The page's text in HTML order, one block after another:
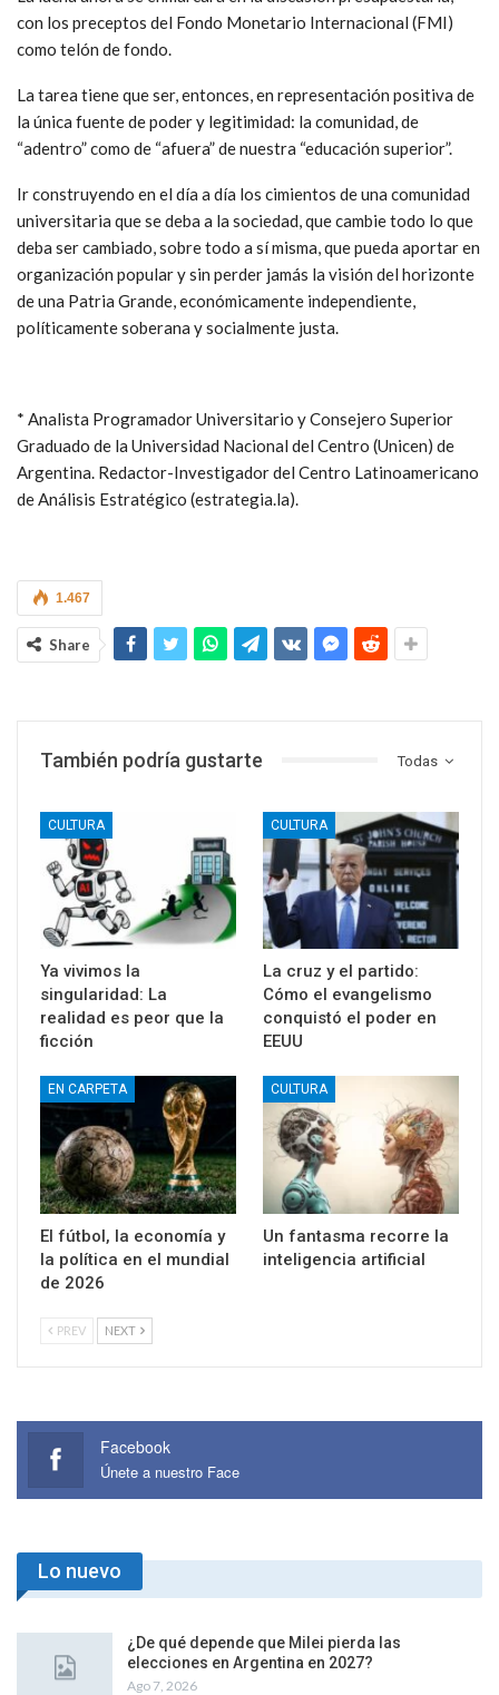
con los preceptos del Fondo Monetario Internacional (FMI)
como telón de fondo.
La tarea tiene que ser, entonces, en representación positiva de
la única fuente de poder y legitimidad: la comunidad, de
“adentro” como de “afuera” de nuestra “educación superior”.
Ir construyendo en el día a día los cimientos de una comunidad
universitaria que se deba a la sociedad, que cambie todo lo que
deba ser cambiado, sobre todo a sí misma, que pueda aportar en
organización popular y sin perder jamás la visión del horizonte
de una Patria Grande, económicamente independiente,
políticamente soberana y socialmente justa.
* Analista Programador Universitario y Consejero Superior
Graduado de la Universidad Nacional del Centro (Unicen) de
Argentina. Redactor-Investigador del Centro Latinoamericano
de Análisis Estratégico (estrategia.la).
1.467
Share
Todas
También podría gustarte
CULTURA
Ya vivimos la
singularidad: La
realidad es peor que la
ficción
CULTURA
La cruz y el partido:
Cómo el evangelismo
conquistó el poder en
EEUU
EN CARPETA
El fútbol, la economía y
la política en el mundial
de 2026
CULTURA
Un fantasma recorre la
inteligencia artificial
PREV NEXT
Facebook
Únete a nuestro Face
Lo nuevo
¿De qué depende que Milei pierda las
elecciones en Argentina en 2027?
Ago 7, 2026